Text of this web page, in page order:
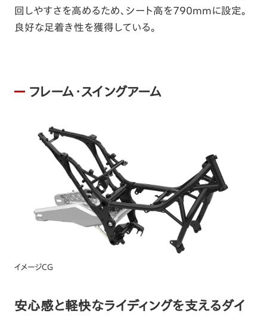
回しやすさを高めるため、シート高を790mmに設定。
良好な足着き性を獲得している。
フレーム・スイングアーム
イメージCG
安心感と軽快なライディングを支えるダイ